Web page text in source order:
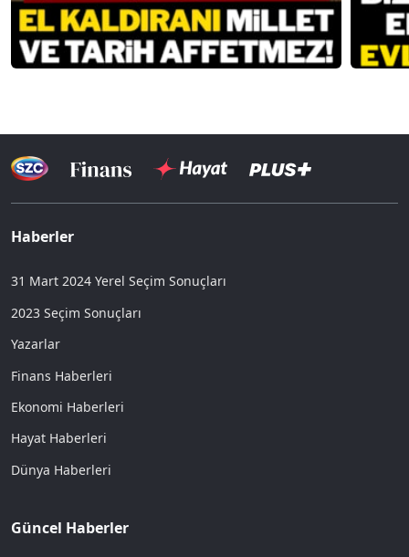
Haberler
31 Mart 2024 Yerel Seçim Sonuçları
2023 Seçim Sonuçları
Yazarlar
Finans Haberleri
Ekonomi Haberleri
Hayat Haberleri
Dünya Haberleri
Güncel Haberler